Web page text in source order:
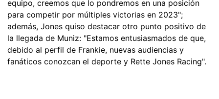
equipo, creemos que lo pondremos en una posición
para competir por múltiples victorias en 2023";
además, Jones quiso destacar otro punto positivo de
la llegada de Muniz: "Estamos entusiasmados de que,
debido al perfil de Frankie, nuevas audiencias y
fanáticos conozcan el deporte y Rette Jones Racing".